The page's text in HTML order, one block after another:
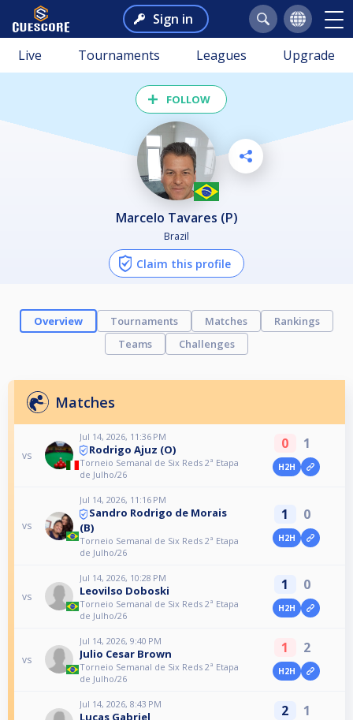
Sign in
Live Tournaments Leagues Upgrade
FOLLOW
Marcelo Tavares (P)
Brazil
Claim this profile
Overview Tournaments Matches
Rankings
Teams
Challenges
Matches
vs
Jul 14, 2026, 11:36 PM
Rodrigo Ajuz (O)
Torneio Semanal de Six Reds 2ª Etapa
de Julho/26
0 1
H2H
vs
Jul 14, 2026, 11:16 PM
Sandro Rodrigo de Morais
(B)
Torneio Semanal de Six Reds 2ª Etapa
de Julho/26
1 0
H2H
vs
Jul 14, 2026, 10:28 PM
Leovilso Doboski
Torneio Semanal de Six Reds 2ª Etapa
de Julho/26
1 0
H2H
vs
Jul 14, 2026, 9:40 PM
Julio Cesar Brown
Torneio Semanal de Six Reds 2ª Etapa
de Julho/26
1 2
H2H
Jul 14, 2026, 8:43 PM
Lucas Gabriel 2 1